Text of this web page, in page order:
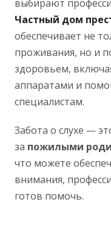
выбирают
Частный дом
обеспечивает не
проживания, но и
здоровьем,
аппаратами и
специалистам.
Забота о слухе —
за пожилыми
что можете
внимания,
готов помочь.